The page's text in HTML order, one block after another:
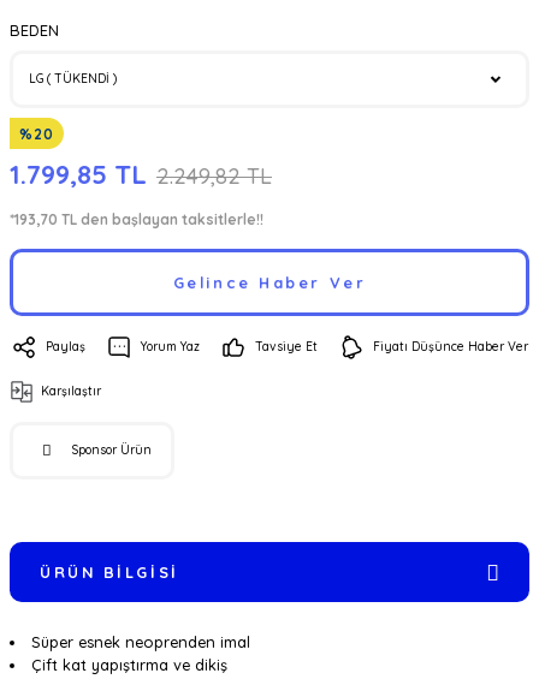
BEDEN
%20
1.799,85 TL 2.249,82 TL
*193,70 TL den başlayan taksitlerle!!
Gelince Haber Ver
Paylaş Yorum Yaz Tavsiye Et Fiyatı Düşünce Haber Ver
Karşılaştır
Sponsor Ürün
ÜRÜN BILGISI
Süper esnek neoprenden imal
Çift kat yapıştırma ve dikiş